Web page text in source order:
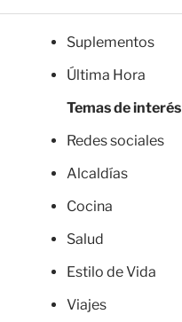
Suplementos
Última Hora
Temas de interés
Redes sociales
Alcaldías
Cocina
Salud
Estilo de Vida
Viajes